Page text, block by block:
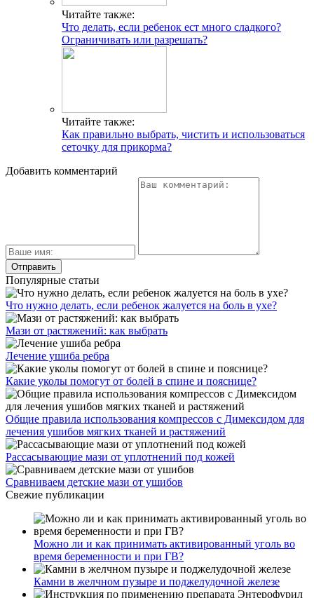
Читайте также:
Что делать, если ребенок ест много сладкого?
Ограничивать или разрешать?
Читайте также:
Как правильно выбрать, чистить и использоваться
сеточку для прикорма?
Добавить комментарий
Популярные статьи
Что нужно делать, если ребенок жалуется на боль в ухе?
Мази от растяжений: как выбрать
Лечение ушиба ребра
Какие уколы помогут от болей в спине и пояснице?
Общие правила использования компрессов с Димексидом для
лечения ушибов мягких тканей и растяжений
Рассасывающие мази от уплотнений под кожей
Сравниваем детские мази от ушибов
Свежие публикации
Можно ли и как принимать активированный уголь во
время беременности и при ГВ?
Камни в желчном пузыре и поджелудочной железе